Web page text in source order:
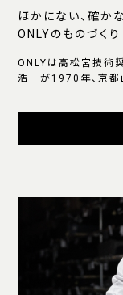
ほかにない、確か
ONLYのものづくり
ONLYは高松宮技術
浩一が1970年、京都